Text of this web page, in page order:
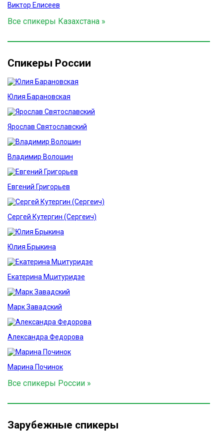
Виктор Елисеев
Все спикеры Казахстана »
Спикеры России
Юлия Барановская
Ярослав Святославский
Владимир Волошин
Евгений Григорьев
Сергей Кутергин (Сергеич)
Юлия Брыкина
Екатерина Мцитуридзе
Марк Завадский
Александра Федорова
Марина Починок
Все спикеры России »
Зарубежные спикеры